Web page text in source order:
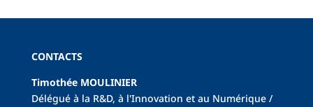
CONTACTS
Timothée MOULINIER
Délégué à la R&D, à l'Innovation et au Numérique /